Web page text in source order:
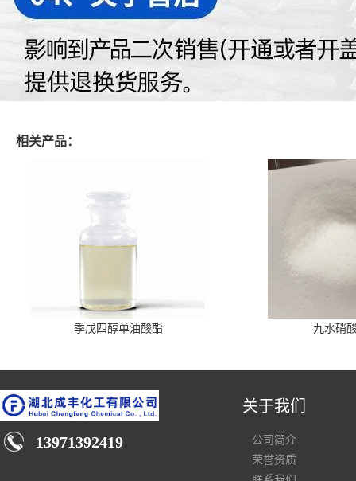
相关产品：
季戊四醇单油酸酯 九水硝
13971392419
关于我们
公司简介
荣誉资质